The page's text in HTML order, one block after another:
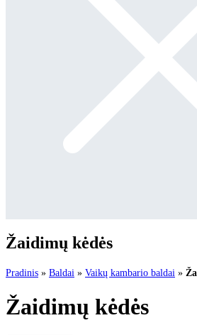
Žaidimų kėdės
Pradinis » Baldai » Vaikų kambario baldai »
Žaidimų kėdės